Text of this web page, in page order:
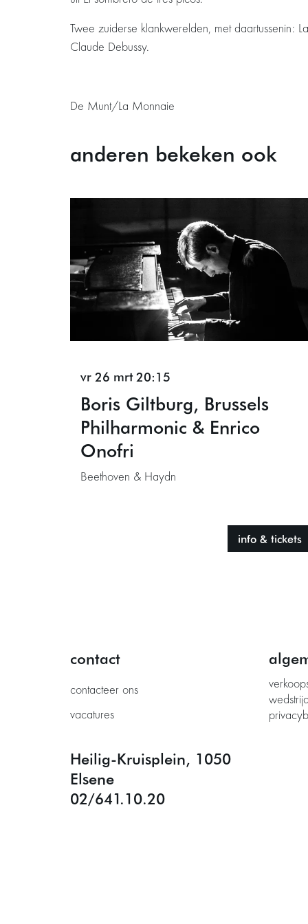
Twee zuiderse klankwerelden, met daartussenin:
Claude Debussy.
De Munt/La Monnaie
anderen bekeken ook
Boris Giltburg, Brussels
Philharmonic & Enrico
Onofri
Beethoven & Haydn
vr 26 mrt20:15
info & tickets
contact
contacteer ons
vacatures
Heilig-Kruisplein, 1050
Elsene
02/641.10.20